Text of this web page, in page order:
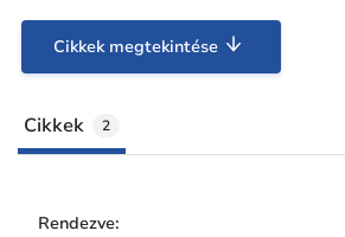
Cikkek megtekintése
Cikkek 2
Rendezve: